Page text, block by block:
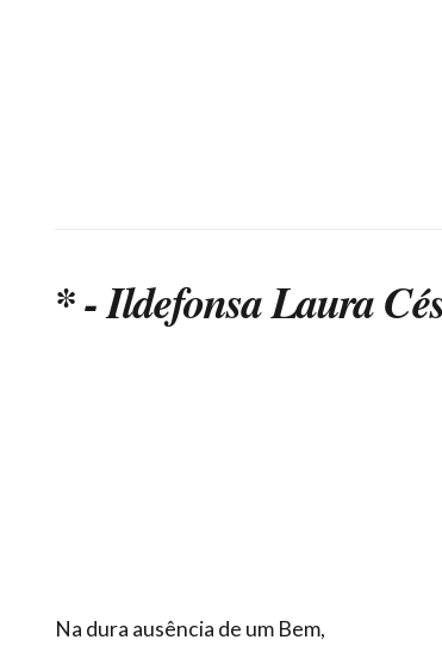
* - Ildefonsa Laura
Na dura ausência de um Bem,